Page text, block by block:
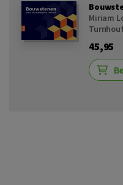
Miriam
Turnhout
45,95